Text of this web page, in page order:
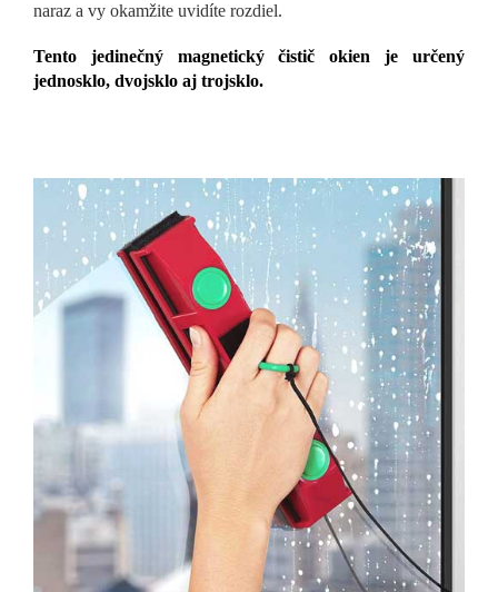
naraz a vy okamžite uvidíte rozdiel.
Tento jedinečný magnetický čistič okien je určený
jednosklo, dvojsklo aj trojsklo.